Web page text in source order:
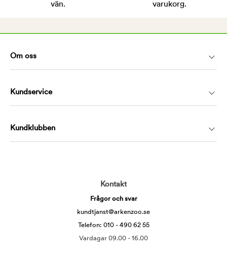
vän.
varukorg.
Om oss
Kundservice
Kundklubben
Kontakt
Frågor och svar
kundtjanst@arkenzoo.se
Telefon: 010 - 490 62 55
Vardagar 09.00 - 16.00